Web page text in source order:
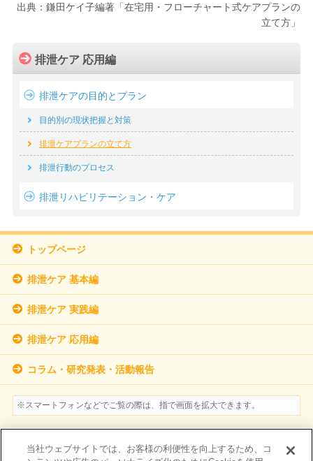
排泄ケア 応用編
排泄ケアの目的とプラン
目的別の現状把握と対策
排泄ケアプランの立て方
排泄行動のプロセス
排泄リハビリテーション・ケア
出典：鎌田ケイ子編著「在宅用・フローチャート式ケアプランの
立て方」
トップページ
排泄ケア 基本編
排泄ケア 実践編
排泄ケア 応用編
コラム・研究発表・活動報告
※スマートフォンなどでご覧の際は、指で画面を拡大できます。
参考文献
個人情報保護方針について
当社ウェブサイトでは、お客様の利便性を向上するため、コ